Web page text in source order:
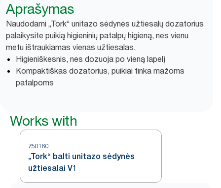
Aprašymas
Naudodami „Tork“ unitazo sėdynės užtiesalų dozatorius
palaikysite puikią higieninių patalpų higieną, nes vienu
metu ištraukiamas vienas užtiesalas.
Higieniškesnis, nes dozuoja po vieną lapelį
Kompaktiškas dozatorius, puikiai tinka mažoms
patalpoms
Works with
750160
„Tork“ balti unitazo sėdynės
užtiesalai V1